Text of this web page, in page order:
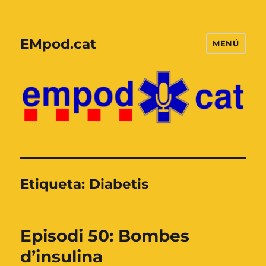
EMpod.cat MENÚ
Etiqueta: Diabetis
Episodi 50: Bombes
d’insulina